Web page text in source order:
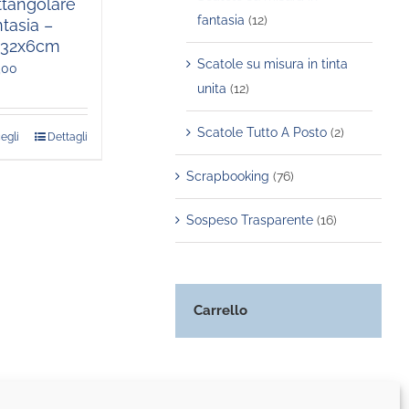
–
QuestoDettagli
fantasia (12)
Scatole su misura in tinta
unita (12)
Scatole Tutto A Posto (2)
Scrapbooking (76)
Sospeso Trasparente (16)
Carrello